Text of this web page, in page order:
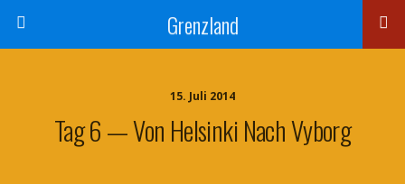
Grenzland
15. Juli 2014
Tag 6 — Von Helsinki Nach Vyborg